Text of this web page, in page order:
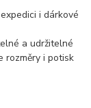
i dárkové
a udržitelné
rozměry i potisk